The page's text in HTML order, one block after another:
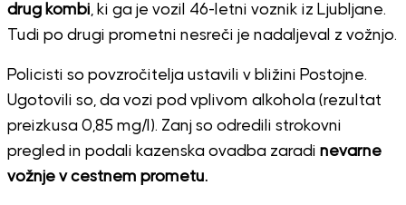
drug kombi, ki ga je vozil 46-letni voznik iz Ljubljane.
Tudi po drugi prometni nesreči je nadaljeval z vožnjo.
Policisti so povzročitelja ustavili v bližini Postojne.
Ugotovili so, da vozi pod vplivom alkohola (rezultat
preizkusa 0,85 mg/l). Zanj so odredili strokovni
pregled in podali kazenska ovadba zaradi nevarne
vožnje v cestnem prometu.